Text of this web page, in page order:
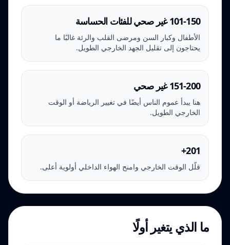
101-150 غير صحي للفئات الحساسة
الأطفال وكبار السن ومرضى القلب والرئة غالبًا ما
يحتاجون إلى تقليل الجهد الخارجي الطويل.
151-200 غير صحي
هنا يبدأ عموم الناس أيضًا في تغيير الرياضة أو الوقت
الخارجي الطويل.
201+
قلّل الوقت الخارجي وامنح الهواء الداخلي أولوية أعلى.
ما الذي يتغير أولًا